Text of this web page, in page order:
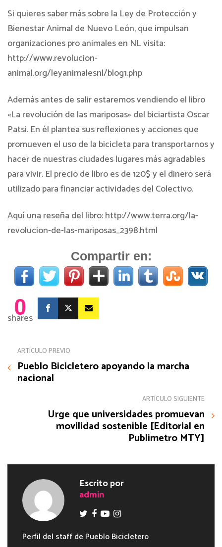
Si quieres saber más sobre la Ley de Protección y
Bienestar Animal de Nuevo León, que impulsan
organizaciones pro animales en NL visita:
http://www.revolucion-
animal.org/leyanimalesnl/blog1.php
Además antes de salir estaremos vendiendo el libro
«La revolución de las mariposas» del biciartista Oscar
Patsi. En él plantea sus reflexiones y acciones que
promueven el uso de la bicicleta para transportarnos y
hacer de nuestras ciudades lugares más agradables
para vivir. El precio de libro es de 120$ y el dinero será
utilizado para financiar actividades del Colectivo.
Aquí una reseña del libro: http://www.terra.org/la-
revolucion-de-las-mariposas_2398.html
Compartir en:
0
shares
ARTÍCULO PREVIO
Pueblo Bicicletero apoyando la marcha
nacional
ARTÍCULO SIGUIENTE
Urge que universidades promuevan
movilidad sostenible [Editorial en
Publimetro MTY]
Escrito por
admin
Perfil del staff de Pueblo Bicicletero